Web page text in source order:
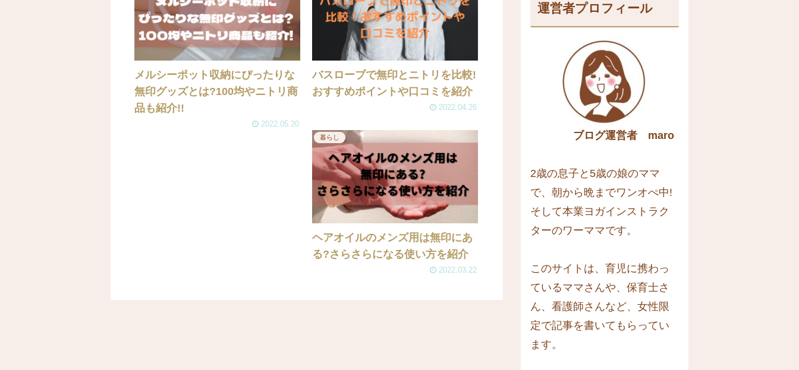
メルシーポット収納にぴったりな
無印グッズとは?100均やニトリ商
品も紹介!!
2022.05.20
バスローブで無印とニトリを比較!
おすすめポイントや口コミを紹介
2022.04.26
暮らし
ヘアオイルのメンズ用は無印にあ
る?さらさらになる使い方を紹介
2022.03.22
運営者プロフィール
ブログ運営者 maro
2歳の息子と5歳の娘のママ
で、朝から晩までワンオぺ中!
そして本業ヨガインストラク
ターのワーママです。
このサイトは、育児に携わっ
ているママさんや、保育士さ
ん、看護師さんなど、女性限
定で記事を書いてもらってい
ます。